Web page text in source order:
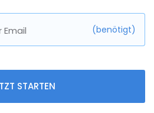
(benötigt)
STARTEN